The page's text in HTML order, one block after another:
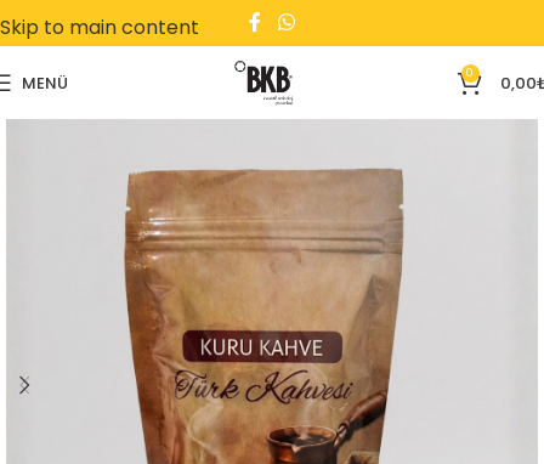
Skip to main content
MENÜ 0 0,00